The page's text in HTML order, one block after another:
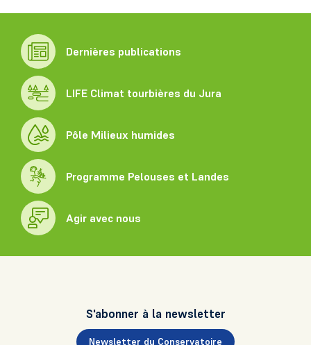
Dernières publications
LIFE Climat tourbières du Jura
Pôle Milieux humides
Programme Pelouses et Landes
Agir avec nous
S'abonner à la newsletter
Newsletter du Conservatoire